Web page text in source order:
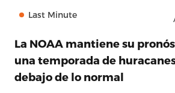
Last Minute
La NOAA mantiene su
una temporada de
debajo de lo normal